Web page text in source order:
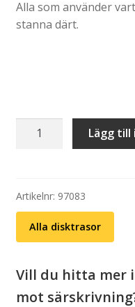
Alla som använder
stanna därt.
Disktrasa:
mängd
Lägg till
Artikelnr: 97083
Alla disktrasor
Vill du hitta mer
mot